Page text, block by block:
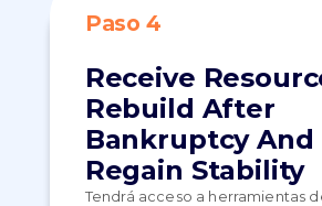
Paso 4
Receive
Rebuild After
Bankruptcy And
Regain Stability
Tendrá acceso a herramientas